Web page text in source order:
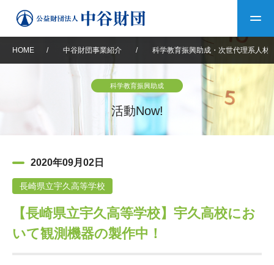
中谷財団について
設立趣意書
沿革 40年史デジタルブック
中谷財団40年史
中谷財団事業紹介
神戸賞 長期大型研究助成
中谷財団動画紹介
その他情報
HOME / 中谷財団事業紹介 / 科学教育振興助成・次世代理系人材
科学教育振興助成
活動Now!
2020年09月02日
長崎県立宇久高等学校
【長崎県立宇久高等学校】宇久高校にお
いて観測機器の製作中！